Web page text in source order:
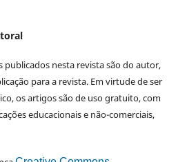
publicados nesta revista são do autor,
para a revista. Em virtude de ser
os artigos são de uso gratuito, com
educacionais e não-comerciais,